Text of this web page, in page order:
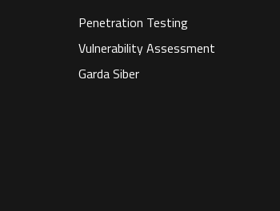
Penetration Testing
Vulnerability Assessment
Garda Siber